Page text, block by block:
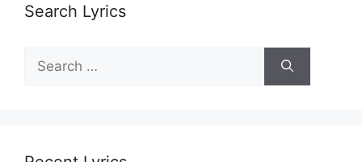
Search Lyrics
for: